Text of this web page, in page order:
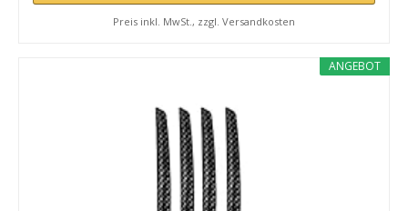
Preis inkl. MwSt., zzgl. Versandkosten
ANGEBOT